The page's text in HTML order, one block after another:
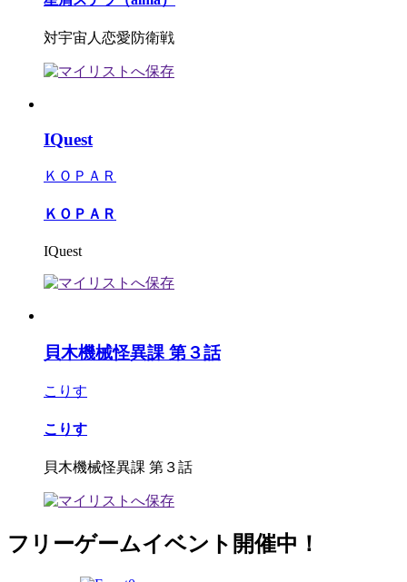
対宇宙人恋愛防衛戦
IQuest
ＫＯＰＡＲ
ＫＯＰＡＲ
IQuest
貝木機械怪異課 第３話
こりす
こりす
貝木機械怪異課 第３話
フリーゲームイベント開催中！